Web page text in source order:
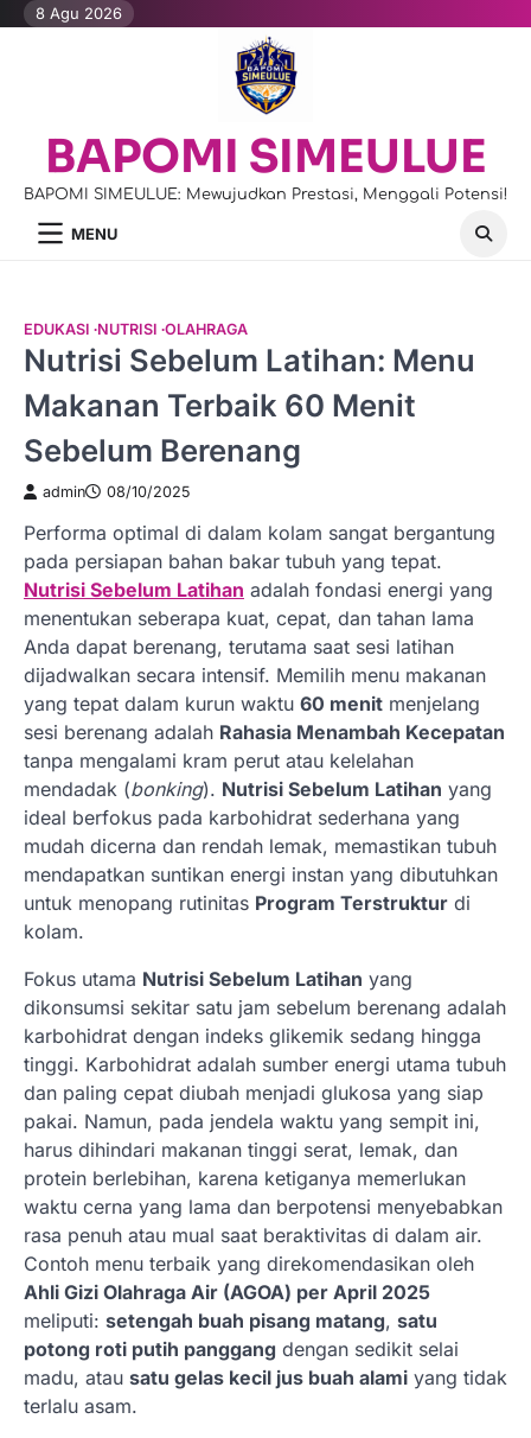
Skip8 Agu 2026
BAPOMI SIMEULUE
BAPOMI SIMEULUE: Mewujudkan Prestasi, Menggali Potensi!
MENU
EDUKASI NUTRISI OLAHRAGA
Nutrisi Sebelum Latihan: Menu
Makanan Terbaik 60 Menit
Sebelum Berenang
admin 08/10/2025
Performa optimal di dalam kolam sangat bergantung
pada persiapan bahan bakar tubuh yang tepat.
Nutrisi Sebelum Latihan adalah fondasi energi yang
menentukan seberapa kuat, cepat, dan tahan lama
Anda dapat berenang, terutama saat sesi latihan
dijadwalkan secara intensif. Memilih menu makanan
yang tepat dalam kurun waktu 60 menit menjelang
sesi berenang adalah Rahasia Menambah Kecepatan
tanpa mengalami kram perut atau kelelahan
mendadak (bonking). Nutrisi Sebelum Latihan yang
ideal berfokus pada karbohidrat sederhana yang
mudah dicerna dan rendah lemak, memastikan tubuh
mendapatkan suntikan energi instan yang dibutuhkan
untuk menopang rutinitas Program Terstruktur di
kolam.
Fokus utama Nutrisi Sebelum Latihan yang
dikonsumsi sekitar satu jam sebelum berenang adalah
karbohidrat dengan indeks glikemik sedang hingga
tinggi. Karbohidrat adalah sumber energi utama tubuh
dan paling cepat diubah menjadi glukosa yang siap
pakai. Namun, pada jendela waktu yang sempit ini,
harus dihindari makanan tinggi serat, lemak, dan
protein berlebihan, karena ketiganya memerlukan
waktu cerna yang lama dan berpotensi menyebabkan
rasa penuh atau mual saat beraktivitas di dalam air.
Contoh menu terbaik yang direkomendasikan oleh
Ahli Gizi Olahraga Air (AGOA) per April 2025
meliputi: setengah buah pisang matang, satu
potong roti putih panggang dengan sedikit selai
madu, atau satu gelas kecil jus buah alami yang tidak
terlalu asam.